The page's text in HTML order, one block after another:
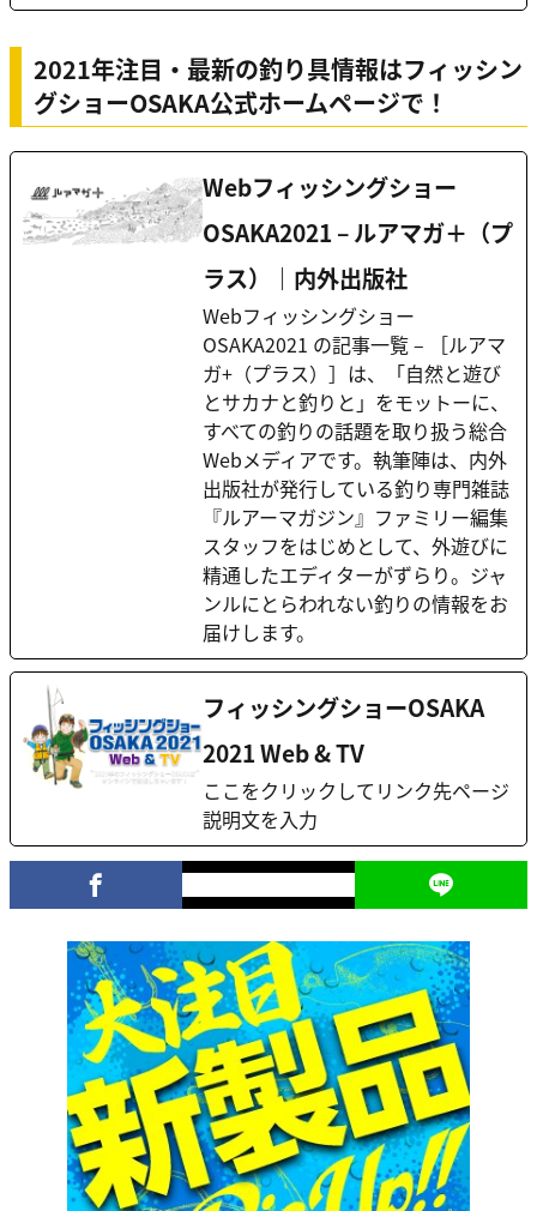
2021年注目・最新の釣り具情報はフィッシン
グショーOSAKA公式ホームページで！
Webフィッシングショー
OSAKA2021 – ルアマガ＋（プ
ラス）｜内外出版社
Webフィッシングショー
OSAKA2021 の記事一覧 – ［ルアマ
ガ+（プラス）］は、「自然と遊び
とサカナと釣りと」をモットーに、
すべての釣りの話題を取り扱う総合
Webメディアです。執筆陣は、内外
出版社が発行している釣り専門雑誌
『ルアーマガジン』ファミリー編集
スタッフをはじめとして、外遊びに
精通したエディターがずらり。ジャ
ンルにとらわれない釣りの情報をお
届けします。
フィッシングショーOSAKA
2021 Web & TV
ここをクリックしてリンク先ページ
説明文を入力